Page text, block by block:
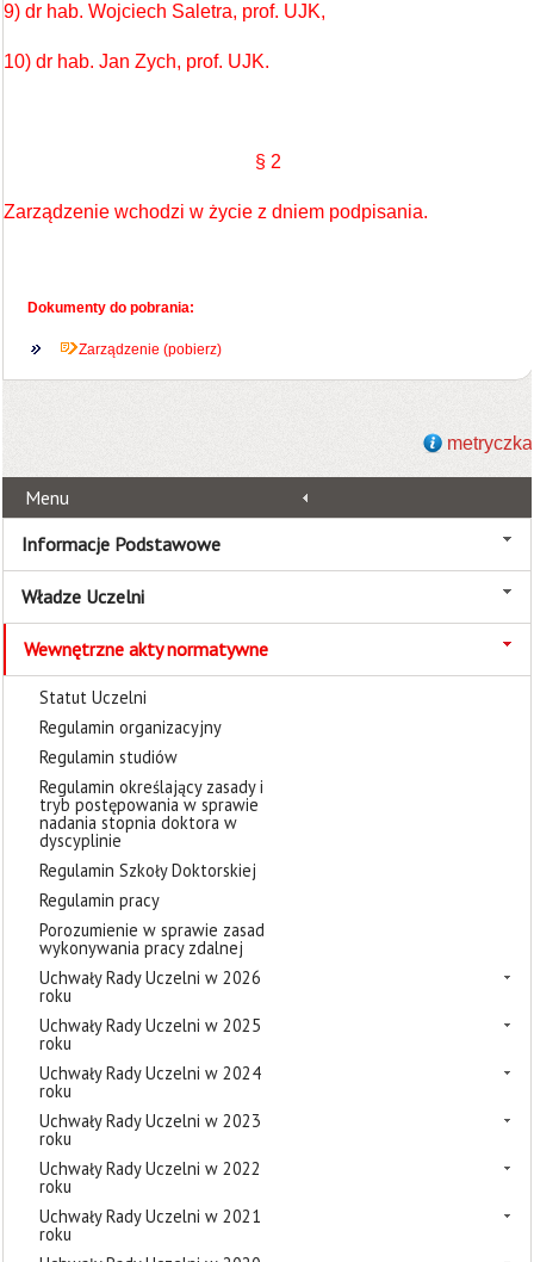
9) dr hab. Wojciech Saletra, prof. UJK,
10) dr hab. Jan Zych, prof. UJK.
§ 2
Zarządzenie wchodzi w życie z dniem podpisania.
Dokumenty do pobrania:
Zarządzenie (pobierz)
metryczka
Menu
Informacje Podstawowe
Władze Uczelni
Wewnętrzne akty normatywne
Statut Uczelni
Regulamin organizacyjny
Regulamin studiów
Regulamin określający zasady i
tryb postępowania w sprawie
nadania stopnia doktora w
dyscyplinie
Regulamin Szkoły Doktorskiej
Regulamin pracy
Porozumienie w sprawie zasad
wykonywania pracy zdalnej
Uchwały Rady Uczelni w 2026
roku
Uchwały Rady Uczelni w 2025
roku
Uchwały Rady Uczelni w 2024
roku
Uchwały Rady Uczelni w 2023
roku
Uchwały Rady Uczelni w 2022
roku
Uchwały Rady Uczelni w 2021
roku